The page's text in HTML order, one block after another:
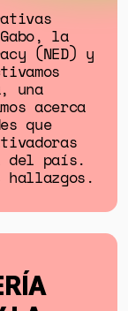
la
(NED) y
una
acerca
que
del país.
hallazgos.